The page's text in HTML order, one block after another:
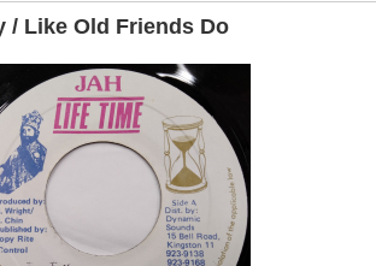
/ Like Old Friends Do